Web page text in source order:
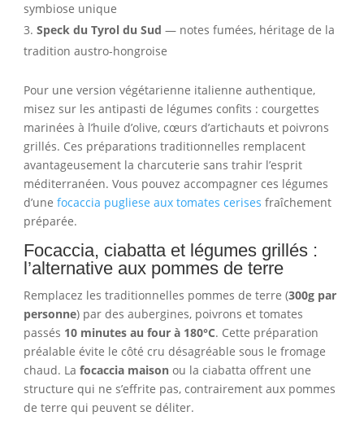
symbiose unique
Speck du Tyrol du Sud — notes fumées, héritage de la
tradition austro-hongroise
Pour une version végétarienne italienne authentique,
misez sur les antipasti de légumes confits : courgettes
marinées à l’huile d’olive, cœurs d’artichauts et poivrons
grillés. Ces préparations traditionnelles remplacent
avantageusement la charcuterie sans trahir l’esprit
méditerranéen. Vous pouvez accompagner ces légumes
d’une focaccia pugliese aux tomates cerises fraîchement
préparée.
Focaccia, ciabatta et légumes grillés :
l’alternative aux pommes de terre
Remplacez les traditionnelles pommes de terre (300g par
personne) par des aubergines, poivrons et tomates
passés 10 minutes au four à 180°C. Cette préparation
préalable évite le côté cru désagréable sous le fromage
chaud. La focaccia maisonou la ciabatta offrent une
structure qui ne s’effrite pas, contrairement aux pommes
de terre qui peuvent se déliter.